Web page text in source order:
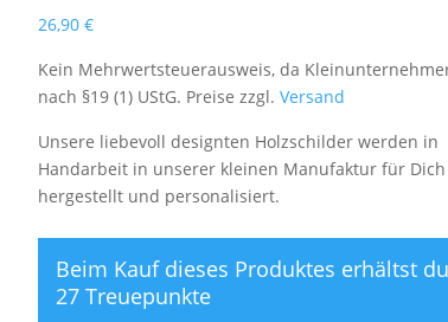
26,90 €
Kein Mehrwertsteuerausweis, da
nach §19 (1) UStG. Preise zzgl. Versand
Unsere liebevoll designten Holzschilder werden in
Handarbeit in unserer kleinen Manufaktur für Dich
hergestellt und personalisiert.
Beim Kauf dieses Produktes erhältst du
27 Treuepunkte